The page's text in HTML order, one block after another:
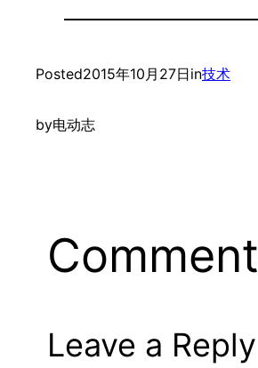
Posted2015年10月27日in技术
by电动志
Leave a Reply